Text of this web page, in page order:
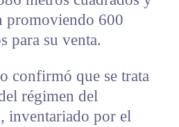
promoviendo 600
para su venta.
confirmó que se trata
régimen del
inventariado por el